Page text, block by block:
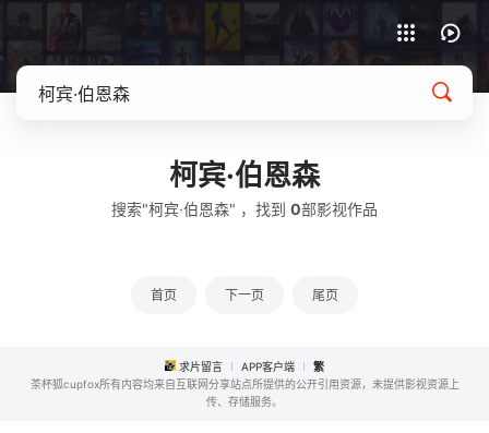
柯宾·伯恩森
搜索"柯宾·伯恩森" ，找到 0部影视作品
首页 下一页 尾页
求片留言 APP客户端
繁
茶杯狐cupfox所有内容均来自互联网分享站点所提供的公开引用资源，未提供影视资源上
传、存储服务。